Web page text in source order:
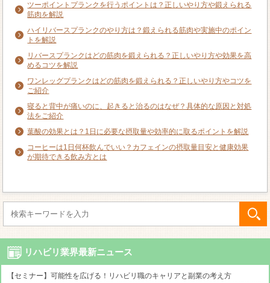
ツーポイントプランクを行うポイントは？正しいやり方や鍛えられる
筋肉を解説
ハイリバースプランクのやり方は？鍛えられる筋肉や実施中のポイン
トを解説
リバースプランクはどの筋肉を鍛えられる？正しいやり方や効果を高
めるコツを解説
ワンレッグプランクはどの筋肉を鍛えられる？正しいやり方やコツを
ご紹介
寝ると背中が痛いのに、起きると治るのはなぜ？具体的な原因と対処
法をご紹介
葉酸の効果とは？1日に必要な摂取量や効率的に取るポイントを解説
コーヒーは1日何杯飲んでいい？カフェインの摂取量目安と健康効果
が期待できる飲み方とは
リハビリ業界最新ニュース
【セミナー】可能性を広げる！リハビリ職のキャリアと副業の考え方